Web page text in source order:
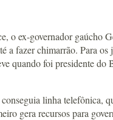
o ex-governador gaúcho
a fazer chimarrão. Para os
quando foi presidente do
linha telefônica,
gera recursos para